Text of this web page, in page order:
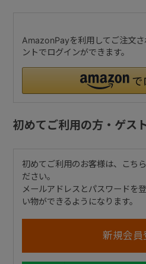
AmazonPayを利用してご注文
ントでログインができます。
初めてご利用の方・ゲス
初めてご利用のお客様は、こち
ださい。
メールアドレスとパスワードを
い物ができるようになります。